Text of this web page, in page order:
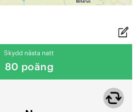
Skydd nästa natt
80 poäng